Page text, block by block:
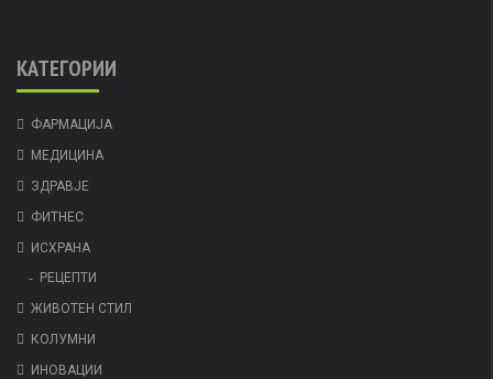
КАТЕГОРИИ
ФАРМАЦИЈА
МЕДИЦИНА
ЗДРАВЈЕ
ФИТНЕС
ИСХРАНА
РЕЦЕПТИ
ЖИВОТЕН СТИЛ
КОЛУМНИ
ИНОВАЦИИ